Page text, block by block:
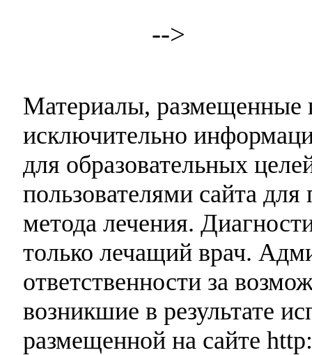
-->
Материалы, размещенные
исключительно
для образовательных
пользователями сайта
метода лечения.
только лечащий врач.
ответственности за
возникшие в результате
размещенной на сайте